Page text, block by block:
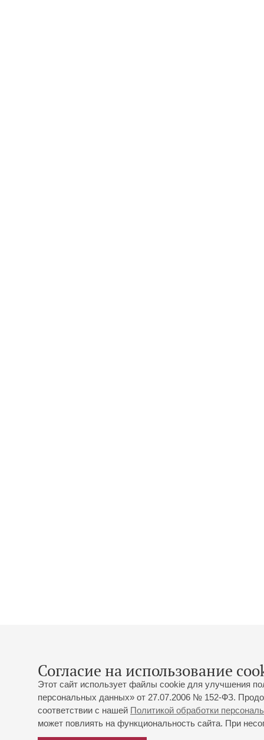
Согласие на использование
Этот сайт использует файлы cookie для улучшения
персональных данных» от 27.07.2006 № 152-ФЗ.
соответствии с нашей Политикой обработки
может повлиять на функциональность сайта. При